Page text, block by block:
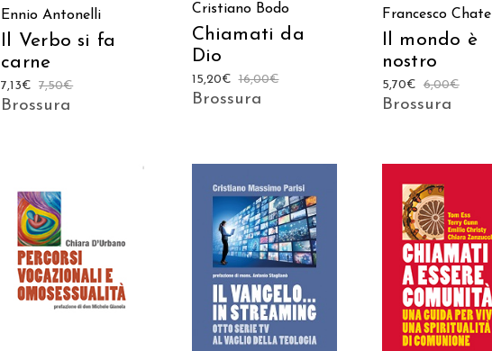
Ennio Antonelli
Il Verbo si fa
carne
7,50€
7,13€
Brossura
Cristiano Bodo
Chiamati da
Dio
16,00€
15,20€
Brossura
Francesco Chatel
Il mondo è
nostro
6,00€
5,70€
Brossura
AGGIUNGI AL
CARRELLO
AGGIUNGI AL
CARRELLO
AGGIUNGI AL
CARRELLO